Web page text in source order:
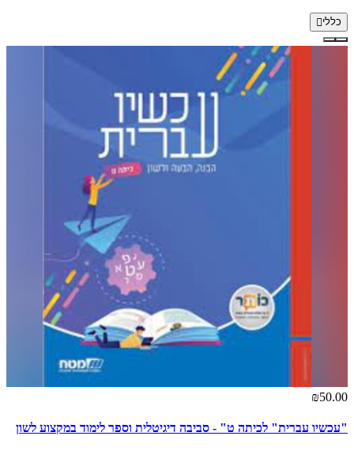
כללי
₪50.00
"עכשיו עברית" לכיתה ט" - סביבה דיגיטלית וספר לימוד במקצוע לשון